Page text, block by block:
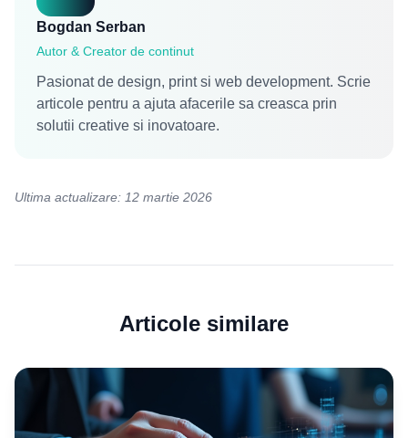
Bogdan Serban
Autor & Creator de continut
Pasionat de design, print si web development. Scrie
articole pentru a ajuta afacerile sa creasca prin
solutii creative si inovatoare.
Ultima actualizare: 12 martie 2026
Articole similare